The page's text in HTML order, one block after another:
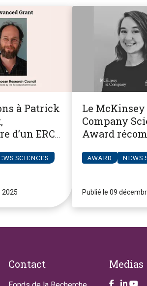
à Patrick
d’un ERC
SCIENCES
2025
Le McKinsey
Company
Award
l’épuisement
AWARD NEWS
Publié le 09
Contact Medias
Take a